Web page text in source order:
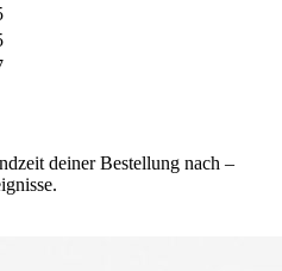
deiner Bestellung nach –